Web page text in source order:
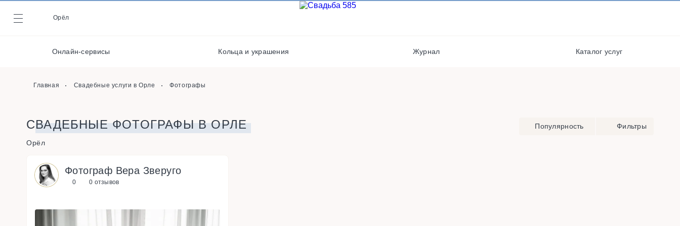
Орёл
Онлайн-сервисы Кольца и украшения Журнал Каталог услуг
Журнал
Онлайн-сервисы Организаторы
Главная Свадебные услуги в Орле Фотографы
СВАДЕБНЫЕ ФОТОГРАФЫ В ОРЛЕ
Орёл
Популярность Фильтры
Фотограф Вера Зверуго
0 0 отзывов